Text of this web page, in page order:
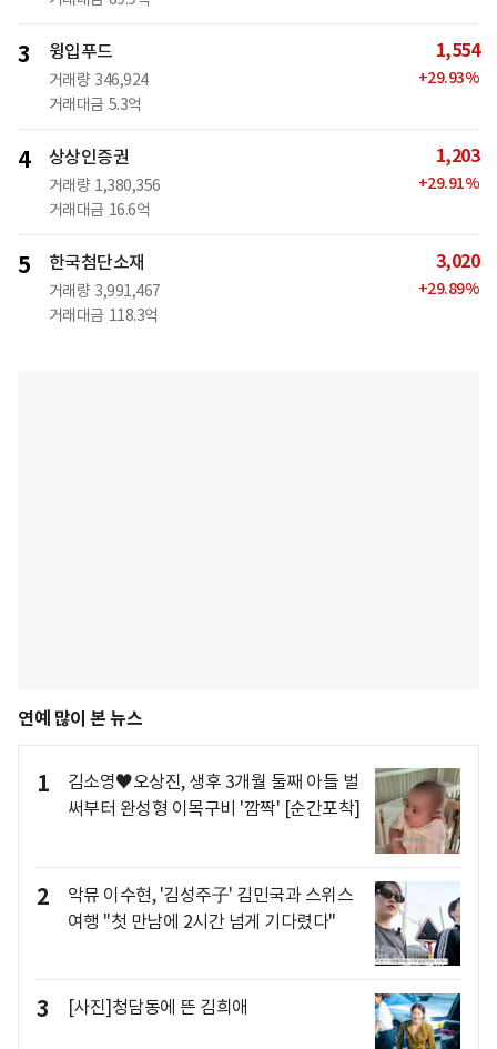
3 윙입푸드
거래량 346,924
거래대금 5.3억
1,554
+29.93%
4 상상인증권
거래량 1,380,356
거래대금 16.6억
1,203
+29.91%
5 한국첨단소재
거래량 3,991,467
거래대금 118.3억
3,020
+29.89%
연예 많이 본 뉴스
1
김소영♥오상진, 생후 3개월 둘째 아들 벌
써부터 완성형 이목구비 '깜짝' [순간포착]
2
악뮤 이수현, '김성주子' 김민국과 스위스
여행 "첫 만남에 2시간 넘게 기다렸다"
3 [사진]청담동에 뜬 김희애